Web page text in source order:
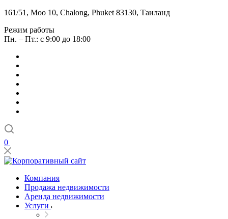
161/51, Moo 10, Chalong, Phuket 83130, Таиланд
Режим работы
Пн. – Пт.: с 9:00 до 18:00
0
Компания
Продажа недвижимости
Аренда недвижимости
Услуги